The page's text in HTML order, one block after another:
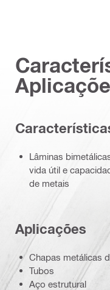
Lâminas
vida útil e
de metais
Aplicações
Chapas metálicas
Tubos
Aço estrutural